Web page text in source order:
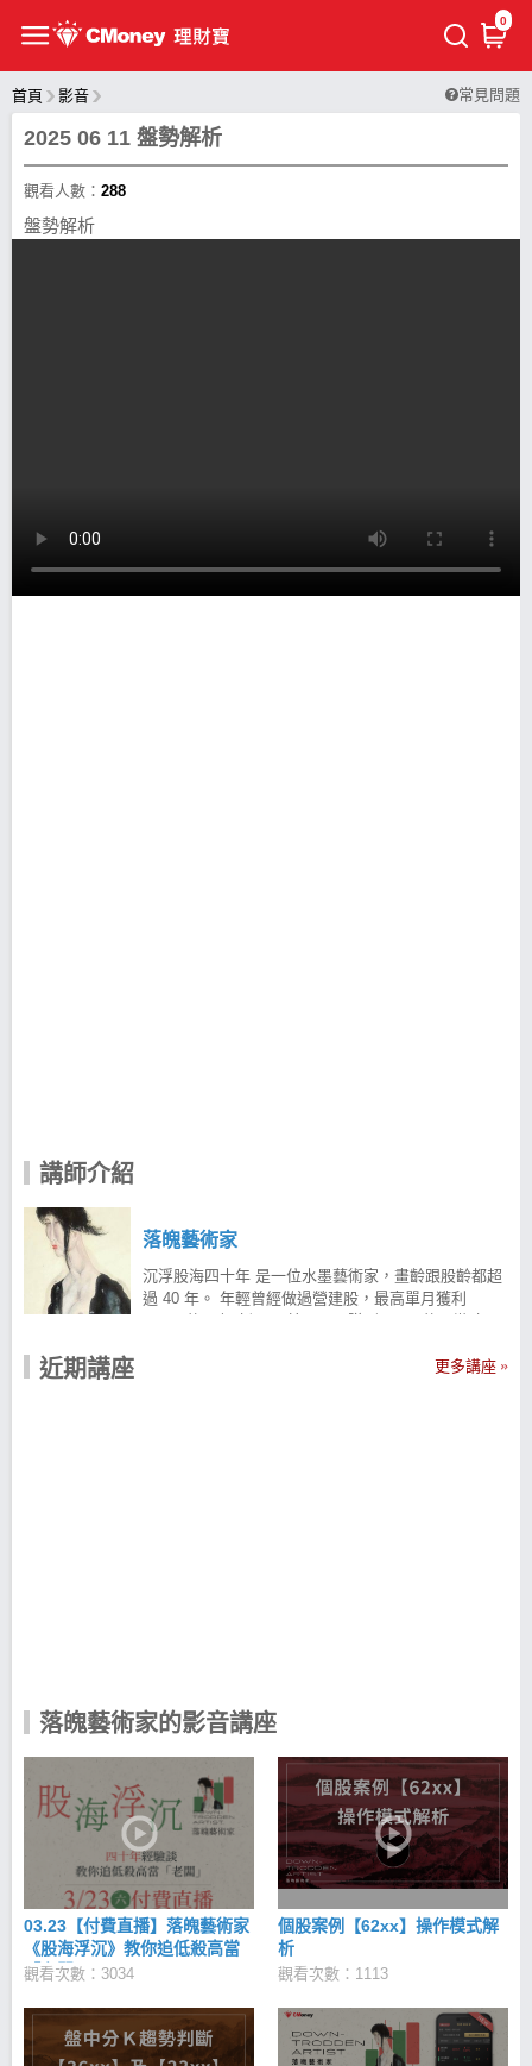
0
首頁 影音 常見問題
2025 06 11 盤勢解析
觀看人數： 288
盤勢解析
講師介紹
落魄藝術家
沉浮股海四十年 是一位水墨藝術家，畫齡跟股齡都超
過 40 年。 年輕曾經做過營建股，最高單月獲利
1~200萬，有時候1天甚至可以賺到40~50萬，當時以
賺，但因為太過自大，導致把賺來的全部虧光，投資
近期講座 更多講座
落魄藝術家的影音講座
03.23【付費直播】落魄藝術家
《股海浮沉》教你追低殺高當
「老闆」
觀看次數：3034
個股案例【62xx】操作模式解
析
觀看次數：1113